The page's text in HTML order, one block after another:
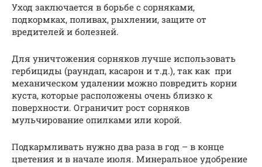
Уход заключается в борьбе с сорняками,
подкормках, поливах, рыхлении, защите от
вредителей и болезней.
Для уничтожения сорняков лучше использовать
гербициды (раундап, касарон и т.д.), так как при
механическом удалении можно повредить корни
куста, которые расположены очень близко к
поверхности. Ограничит рост сорняков
мульчирование опилками или корой.
Подкармливать нужно два раза в год – в конце
цветения и в начале июля. Минеральное удобрение